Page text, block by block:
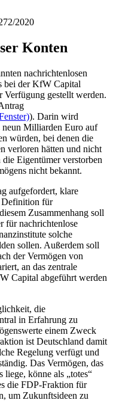
2020
Konten
nachrichtenlosen
bei der KfW Capital
Verfügung gestellt werden.
). Darin wird
neun Milliarden Euro auf
würden, bei denen die
verloren hätten und nicht
Eigentümer verstorben
nicht bekannt.
aufgefordert, klare
Definition für
Zusammenhang soll
für nachrichtenlose
solche
sollen. Außerdem soll
der Vermögen von
an das zentrale
Capital abgeführt werden
die
in Erfahrung zu
einem Zweck
ist Deutschland damit
Regelung verfügt und
Das Vermögen, das
könne als „totes“
die FDP-Fraktion für
um Zukunftsideen zu